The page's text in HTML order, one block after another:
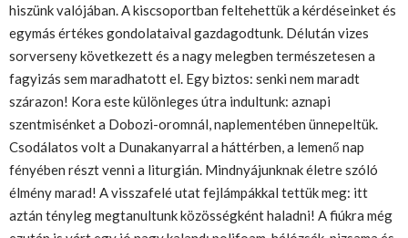
hiszünk valójában. A kiscsoportban feltehettük a kérdéseinket és
egymás értékes gondolataival gazdagodtunk. Délután vizes
sorverseny következett és a nagy melegben természetesen a
fagyizás sem maradhatott el. Egy biztos: senki nem maradt
szárazon! Kora este különleges útra indultunk: aznapi
szentmisénket a Dobozi-oromnál, naplementében ünnepeltük.
Csodálatos volt a Dunakanyarral a háttérben, a lemenő nap
fényében részt venni a liturgián. Mindnyájunknak életre szóló
élmény marad! A visszafelé utat fejlámpákkal tettük meg: itt
aztán tényleg megtanultunk közösségként haladni! A fiúkra még